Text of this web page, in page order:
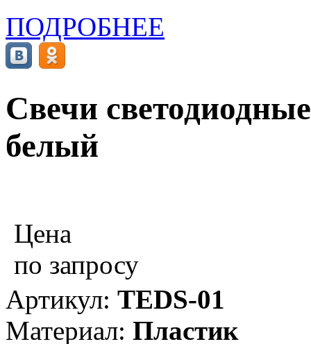
ПОДРОБНЕЕ
Свечи
белый
Цена
по запросу
Артикул: TEDS-01
Материал: Пластик